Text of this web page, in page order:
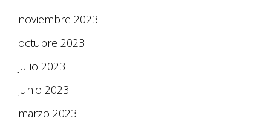
noviembre 2023
octubre 2023
julio 2023
junio 2023
marzo 2023